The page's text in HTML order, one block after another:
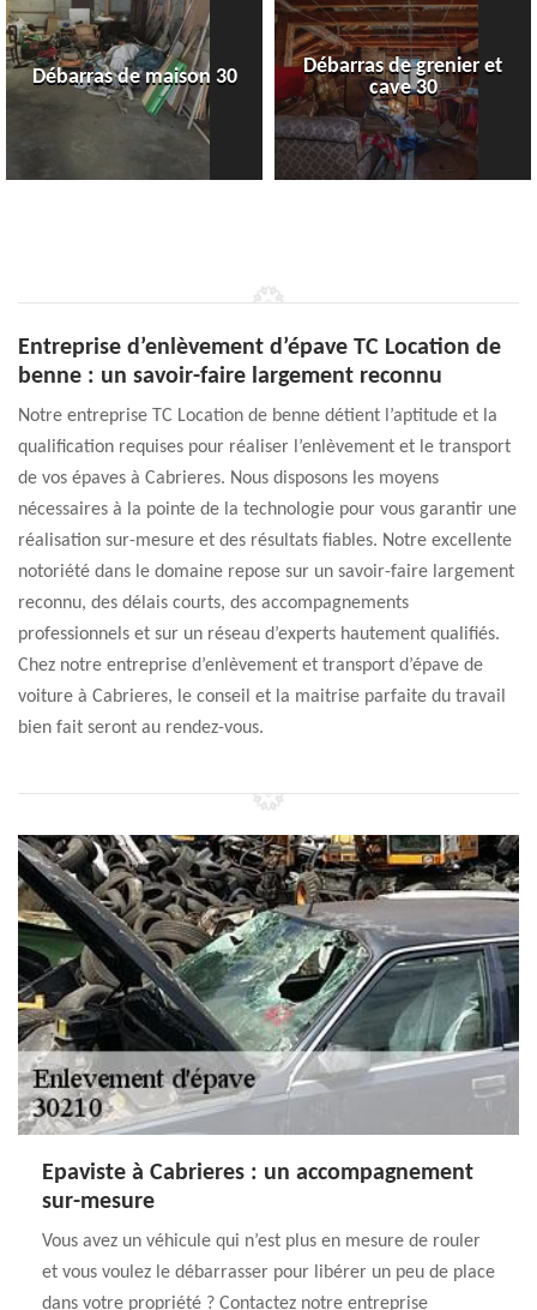
Débarras de maison 30
Débarras de grenier et
cave 30
Entreprise d’enlèvement d’épave TC Location de
benne : un savoir-faire largement reconnu
Notre entreprise TC Location de benne détient l’aptitude et la
qualification requises pour réaliser l’enlèvement et le transport
de vos épaves à Cabrieres. Nous disposons les moyens
nécessaires à la pointe de la technologie pour vous garantir une
réalisation sur-mesure et des résultats fiables. Notre excellente
notoriété dans le domaine repose sur un savoir-faire largement
reconnu, des délais courts, des accompagnements
professionnels et sur un réseau d’experts hautement qualifiés.
Chez notre entreprise d’enlèvement et transport d’épave de
voiture à Cabrieres, le conseil et la maitrise parfaite du travail
bien fait seront au rendez-vous.
Epaviste à Cabrieres : un accompagnement
sur-mesure
Vous avez un véhicule qui n’est plus en mesure de rouler
et vous voulez le débarrasser pour libérer un peu de place
dans votre propriété ? Contactez notre entreprise